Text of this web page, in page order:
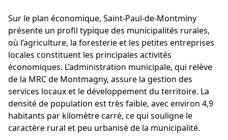
Sur le plan économique, Saint-Paul-de-Montminy
présente un profil typique des municipalités rurales,
où l’agriculture, la foresterie et les petites entreprises
locales constituent les principales activités
économiques. L’administration municipale, qui relève
de la MRC de Montmagny, assure la gestion des
services locaux et le développement du territoire. La
densité de population est très faible, avec environ 4,9
habitants par kilomètre carré, ce qui souligne le
caractère rural et peu urbanisé de la municipalité.